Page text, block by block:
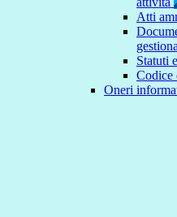
Atti
Statuti
Codice
Oneri